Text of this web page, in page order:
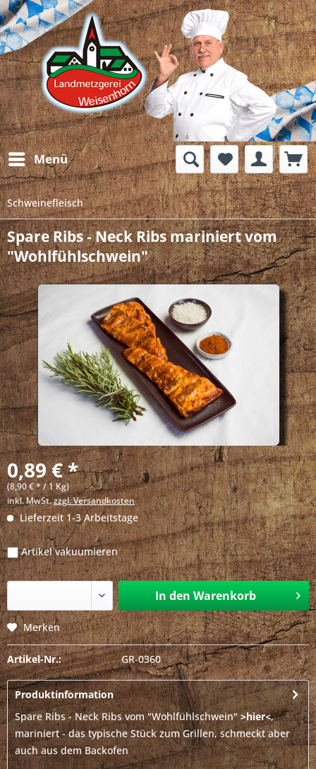
Menü
Schweinefleisch
Spare Ribs - Neck Ribs mariniert vom
"Wohlfühlschwein"
0,89 € *
(8,90 € * / 1 Kg)
inkl. MwSt.zzgl. Versandkosten
Lieferzeit 1-3 Arbeitstage
Artikel vakuumieren
In den Warenkorb
Merken
Artikel-Nr.: GR-0360
Produktinformation
Spare Ribs - Neck Ribs vom "Wohlfühlschwein">hier<,
mariniert - das typische Stück zum Grillen, schmeckt aber
auch aus dem Backofen